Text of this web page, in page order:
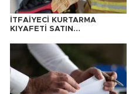
İTFAİYECİ KURTARMA
KIYAFETİ SATIN